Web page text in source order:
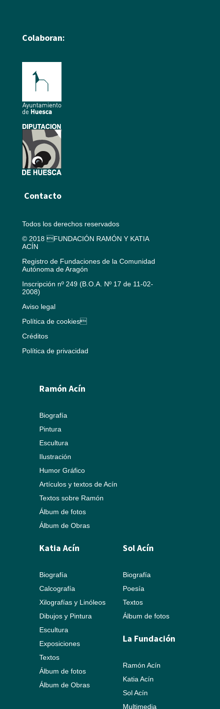
Colaboran:
Contacto
Todos los derechos reservados
© 2018 FUNDACIÓN RAMÓN Y KATIA
ACÍN
Registro de Fundaciones de la Comunidad
Autónoma de Aragón
Inscripción nº 249 (B.O.A. Nº 17 de 11-02-
2008)
Aviso legal
Política de cookies
Créditos
Política de privacidad
Ramón Acín
Biografía
Pintura
Escultura
Ilustración
Humor Gráfico
Artículos y textos de Acín
Textos sobre Ramón
Álbum de fotos
Álbum de Obras
Katia Acín
Biografía
Calcografía
Xilografías y Linóleos
Dibujos y Pintura
Escultura
Exposiciones
Textos
Álbum de fotos
Álbum de Obras
Sol Acín
Biografía
Poesía
Textos
Álbum de fotos
La Fundación
Ramón Acín
Katia Acín
Sol Acín
Multimedia